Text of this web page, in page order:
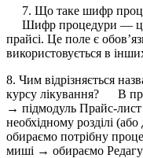
7. Що таке шифр
Шифр процедури — це
прайсі. Це поле є
використовується в
8. Чим відрізняється
курсу лікування? В
→ підмодуль Прайс-лист
необхідному розділі
обираємо потрібну
миші → обираємо